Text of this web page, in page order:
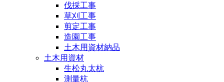
伐採工事
草刈工事
剪定工事
造園工事
土木用資材納品
土木用資材
生松丸太杭
測量杭